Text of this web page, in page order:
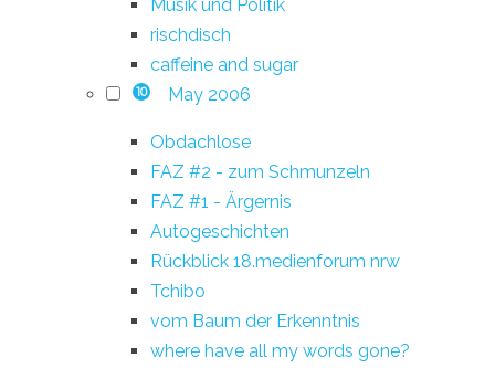
Musik und Politik
rischdisch
caffeine and sugar
10 May 2006
Obdachlose
FAZ #2 - zum Schmunzeln
FAZ #1 - Ärgernis
Autogeschichten
Rückblick 18.medienforum nrw
Tchibo
vom Baum der Erkenntnis
where have all my words gone?